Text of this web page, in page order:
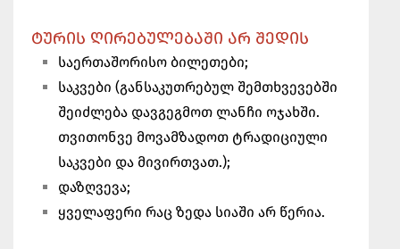
ᲢᲣᲠᲘᲡ ᲦᲘᲠᲔᲑᲣᲚᲔᲑᲐᲨᲘ ᲐᲠ ᲨᲔᲓᲘᲡ
საერთაშორისო ბილეთები;
საკვები (განსაკუთრებულ შემთხვევებში
შეიძლება დავგეგმოთ ლანჩი ოჯახში.
თვითონვე მოვამზადოთ ტრადიციული
საკვები და მივირთვათ.);
დაზღვევა;
ყველაფერი რაც ზედა სიაში არ წერია.